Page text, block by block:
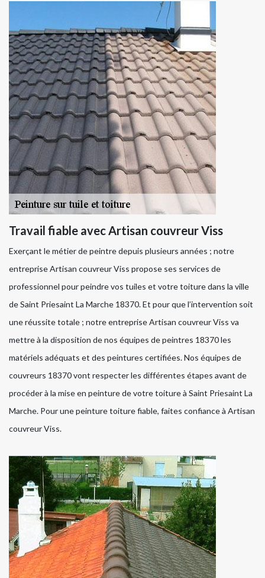
Travail fiable avec Artisan couvreur Viss
Exerçant le métier de peintre depuis plusieurs années ; notre
entreprise Artisan couvreur Viss propose ses services de
professionnel pour peindre vos tuiles et votre toiture dans la ville
de Saint Priesaint La Marche 18370. Et pour que l’intervention soit
une réussite totale ; notre entreprise Artisan couvreur Viss va
mettre à la disposition de nos équipes de peintres 18370 les
matériels adéquats et des peintures certifiées. Nos équipes de
couvreurs 18370 vont respecter les différentes étapes avant de
procéder à la mise en peinture de votre toiture à Saint Priesaint La
Marche. Pour une peinture toiture fiable, faites confiance à Artisan
couvreur Viss.